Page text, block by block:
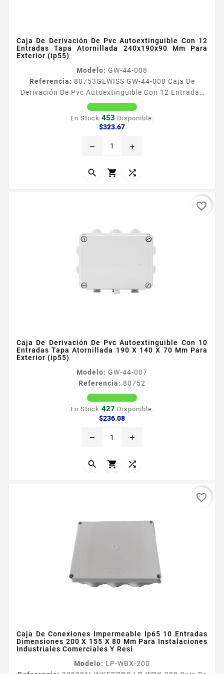
Caja De Derivación De Pvc Autoextinguible Con 12
Entradas Tapa Atornillada 240x190x90 Mm Para
Exterior (ip55)
Modelo: GW-44-008
Referencia: 80753GEWISS GW-44-008 Caja De
Derivación De Pvc Autoextinguible Con 12 Entradas
Tapa Atornillada 240x190x90 Mm Para Exterior
(ip55) Caracteriacutesticas Generales Caja de PVC
autoextinguible libre de haloacutegenos Dimensiones
Profundidad Nuacutemero de entradas 12
de proteccioacuten IP55 ​Resistencia de...
En Stock 453 Disponible.
$323.67Precio
remove add
  
Caja De Derivación De Pvc Autoextinguible Con 10
Entradas Tapa Atornillada 190 X 140 X 70 Mm Para
Exterior (ip55)
Modelo: GW-44-007
Referencia: 80752
En Stock 427 Disponible.
$236.08Precio
remove add
  
favorite_border
Caja De Conexiones Impermeable Ip65 10 Entradas
Dimensiones 200 X 155 X 80 Mm Para Instalaciones
Industriales Comerciales Y Resi
Modelo: LP-WBX-200
favorite_border